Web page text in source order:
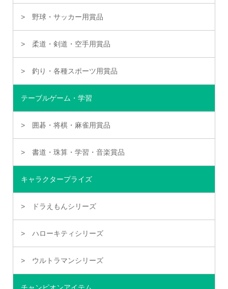
野球・サッカー用賞品
柔道・剣道・空手用賞品
釣り・各種スポーツ用賞品
テーブルゲーム・学習
囲碁・将棋・麻雀用賞品
書道・珠算・学習・音楽賞品
キャラクタープライズ
ドラえもんシリーズ
ハローキティシリーズ
ウルトラマンシリーズ
チャンピオンアイテム